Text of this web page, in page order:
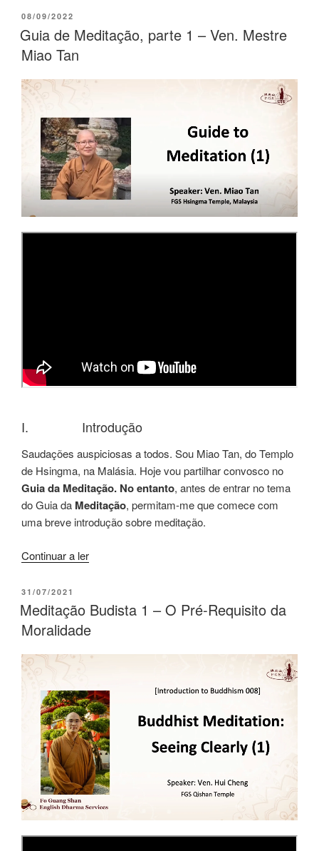
08/09/2022
Guia de Meditação, parte 1 – Ven. Mestre
Miao Tan
I. Introdução
Saudações auspiciosas a todos. Sou Miao Tan, do Templo
de Hsingma, na Malásia. Hoje vou partilhar convosco no
Guia da Meditação. No entanto, antes de entrar no tema
do Guia da Meditação, permitam-me que comece com
uma breve introdução sobre meditação.
Continuar a ler
31/07/2021
Meditação Budista 1 – O Pré-Requisito da
Moralidade